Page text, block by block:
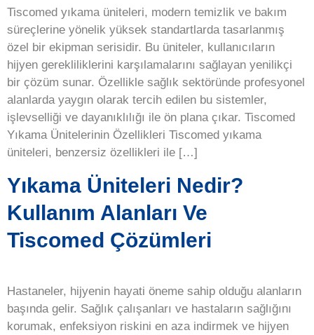
Tiscomed yıkama üniteleri, modern temizlik ve bakım
süreçlerine yönelik yüksek standartlarda tasarlanmış
özel bir ekipman serisidir. Bu üniteler, kullanıcıların
hijyen gerekliliklerini karşılamalarını sağlayan yenilikçi
bir çözüm sunar. Özellikle sağlık sektöründe profesyonel
alanlarda yaygın olarak tercih edilen bu sistemler,
işlevselliği ve dayanıklılığı ile ön plana çıkar. Tiscomed
Yıkama Ünitelerinin Özellikleri Tiscomed yıkama
üniteleri, benzersiz özellikleri ile […]
Yıkama Üniteleri Nedir?
Kullanım Alanları Ve
Tiscomed Çözümleri
Hastaneler, hijyenin hayati öneme sahip olduğu alanların
başında gelir. Sağlık çalışanları ve hastaların sağlığını
korumak, enfeksiyon riskini en aza indirmek ve hijyen